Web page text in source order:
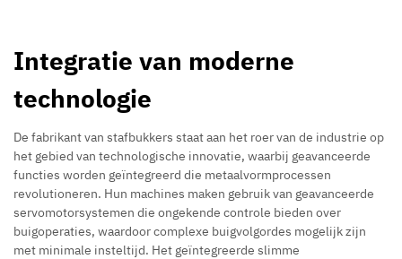
Integratie van moderne
technologie
De fabrikant van stafbukkers staat aan het roer van de industrie op
het gebied van technologische innovatie, waarbij geavanceerde
functies worden geïntegreerd die metaalvormprocessen
revolutioneren. Hun machines maken gebruik van geavanceerde
servomotorsystemen die ongekende controle bieden over
buigoperaties, waardoor complexe buigvolgordes mogelijk zijn
met minimale insteltijd. Het geïntegreerde slimme